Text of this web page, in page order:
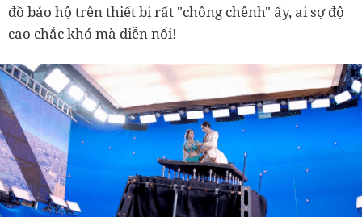
đồ bảo hộ trên thiết bị rất "chông chênh" ấy, ai sợ độ
cao chắc khó mà diễn nổi!